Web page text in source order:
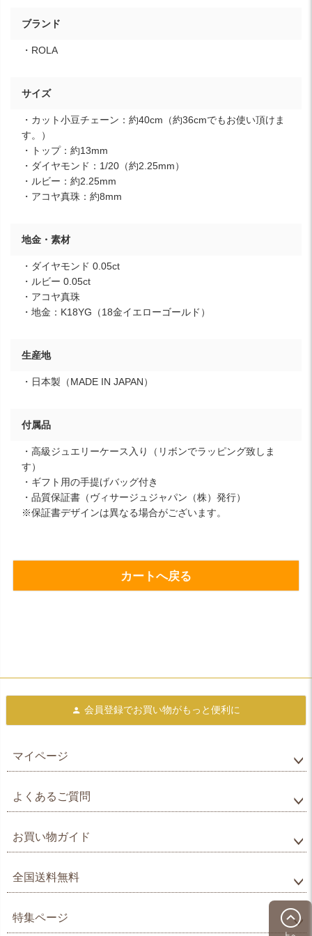
ブランド
・ROLA
サイズ
・カット小豆チェーン：約40cm（約36cmでもお使い頂けま
す。）
・トップ：約13mm
・ダイヤモンド：1/20（約2.25mm）
・ルビー：約2.25mm
・アコヤ真珠：約8mm
地金・素材
・ダイヤモンド 0.05ct
・ルビー 0.05ct
・アコヤ真珠
・地金：K18YG（18金イエローゴールド）
生産地
・日本製（MADE IN JAPAN）
付属品
・高級ジュエリーケース入り（リボンでラッピング致しま
す）
・ギフト用の手提げバッグ付き
・品質保証書（ヴィサージュジャパン（株）発行）
※保証書デザインは異なる場合がございます。
カートへ戻る
会員登録でお買い物がもっと便利に
マイページ
よくあるご質問
お買い物ガイド
全国送料無料
特集ページ